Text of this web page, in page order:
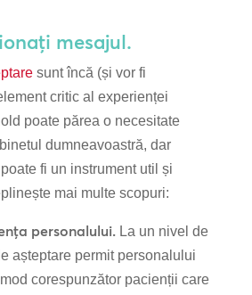
mesajul.
sunt încă (și vor fi
critic al experienței
poate părea o necesitate
dumneavoastră, dar
fi un instrument util și
mai multe scopuri:
personalului.La un nivel de
așteptare permit personalului
corespunzător pacienții care